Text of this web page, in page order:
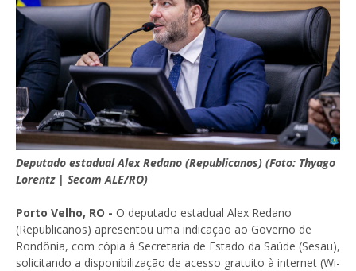
Deputado estadual Alex Redano (Republicanos) (Foto: Thyago
Lorentz | Secom ALE/RO)
Porto Velho, RO - O deputado estadual Alex Redano
(Republicanos) apresentou uma indicação ao Governo de
Rondônia, com cópia à Secretaria de Estado da Saúde (Sesau),
solicitando a disponibilização de acesso gratuito à internet (Wi-